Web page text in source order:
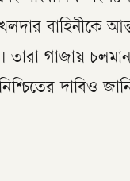
বাহিনীকে
গাজায় চলমান
দাবিও